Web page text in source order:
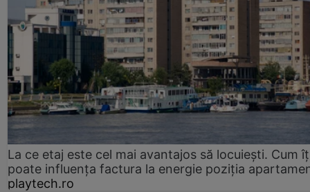
La ce etaj este cel mai avantajos să locuiești. Cum
poate influența factura la energie poziția
playtech.ro